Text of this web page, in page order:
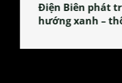
Làng làm bánh
tỏa đặc sản xứ